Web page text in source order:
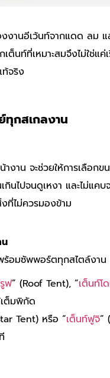
งงานอีเว้นท์จากแดด ลม
นท์ที่เหมาะสมจึงไม่ใช่แค่
ท้จริง
ทุกสเกลงาน
งาน จะช่วยให้การเลือก
กินไปจนดูเหงา และไม่แ
ที่ไม่ควรมองข้าม
น
อมซัพพอร์ตทุกสไตล์งาน
ฟ” (Roof Tent), “เต็นท์โ
ต็มพิกัด
Tent) หรือ “เต็นท์ฟูจิ”